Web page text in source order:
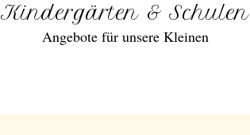
Kindergärten & Schulen
Angebote für unsere Kleinen